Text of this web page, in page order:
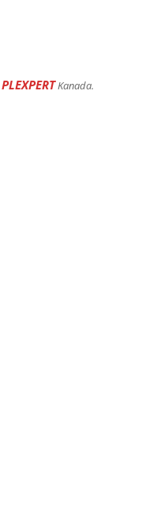
PLEXPERTKanada.